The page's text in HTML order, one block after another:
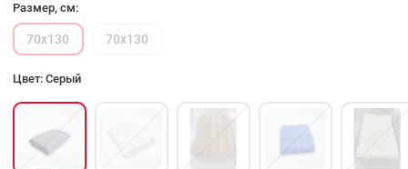
Размер, см:
70х130 70х130
Цвет: Серый